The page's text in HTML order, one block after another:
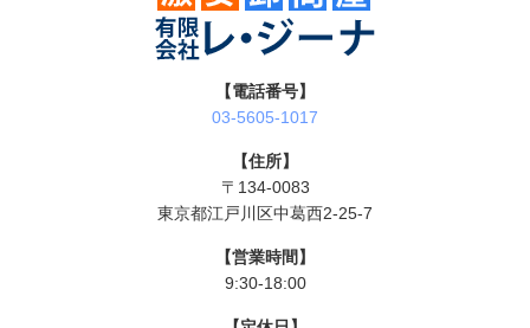
【電話番号】
03-5605-1017
【住所】
〒134-0083
東京都江戸川区中葛西2-25-7
【営業時間】
9:30-18:00